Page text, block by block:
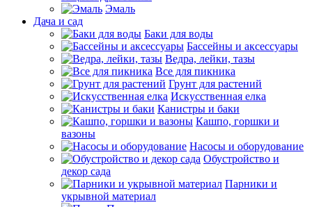
Эмаль
Дача и сад
Баки для воды
Бассейны и аксессуары
Ведра, лейки, тазы
Все для пикника
Грунт для растений
Искусственная елка
Канистры и баки
Кашпо, горшки и
вазоны
Насосы и оборудование
Обустройство и
декор сада
Парники и
укрывной материал